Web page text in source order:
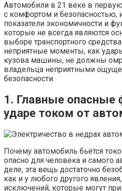
Автомобили в 21 веке в
с комфортом и безопасностью,
показатели экономичности и
которые не всегда являются
выборе транспортного
неприятные моменты, как
кузова машины, не должны
владельца неприятными
безопасности.
1. Главные опасные
ударе током от
Почему автомобиль бьётся
опасно для человека и самого
деле, эта вещь достаточно
как и у любого другого
исключений, которые могут